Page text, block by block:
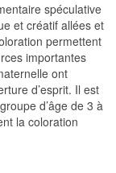
spéculative
et créatif allées et
permettent
importantes
ont
d’esprit. Il est
d’âge de 3 à
la coloration